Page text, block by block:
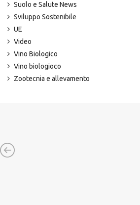
Suolo e Salute News
Sviluppo Sostenibile
UE
Video
Vino Biologico
Vino biologioco
Zootecnia e allevamento